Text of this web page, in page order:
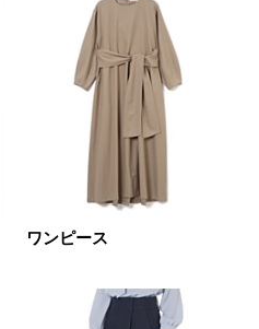
新着
予約品
ラスト1
ワンピース